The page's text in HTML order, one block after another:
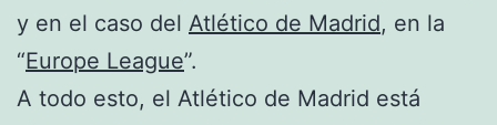
y en el caso del Atlético de Madrid, en la
“Europe League”.
A todo esto, el Atlético de Madrid está